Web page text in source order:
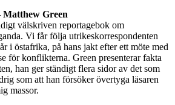
Matthew Green
välskriven reportagebok om
Vi får följa utrikeskorrespondenten
i östafrika, på hans jakt efter ett möte med
för konflikterna. Green presenterar fakta
han ger ständigt flera sidor av det som
som att han försöker övertyga läsaren
massor.